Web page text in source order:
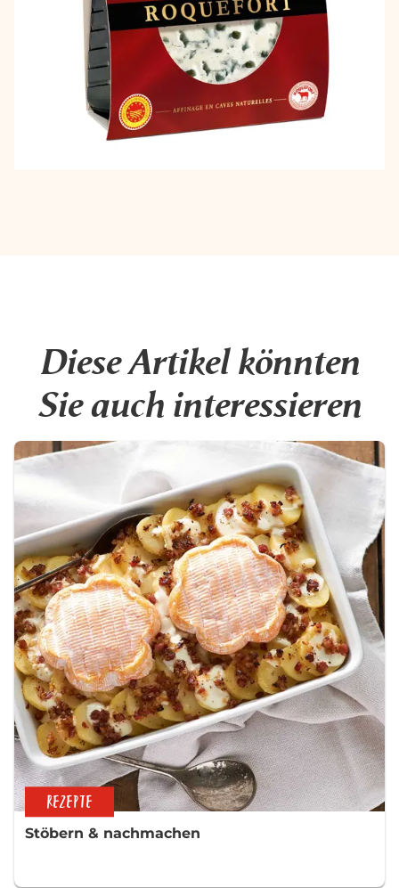
Diese Artikel könnten
Sie auch interessieren
REZEPTE
Stöbern & nachmachen